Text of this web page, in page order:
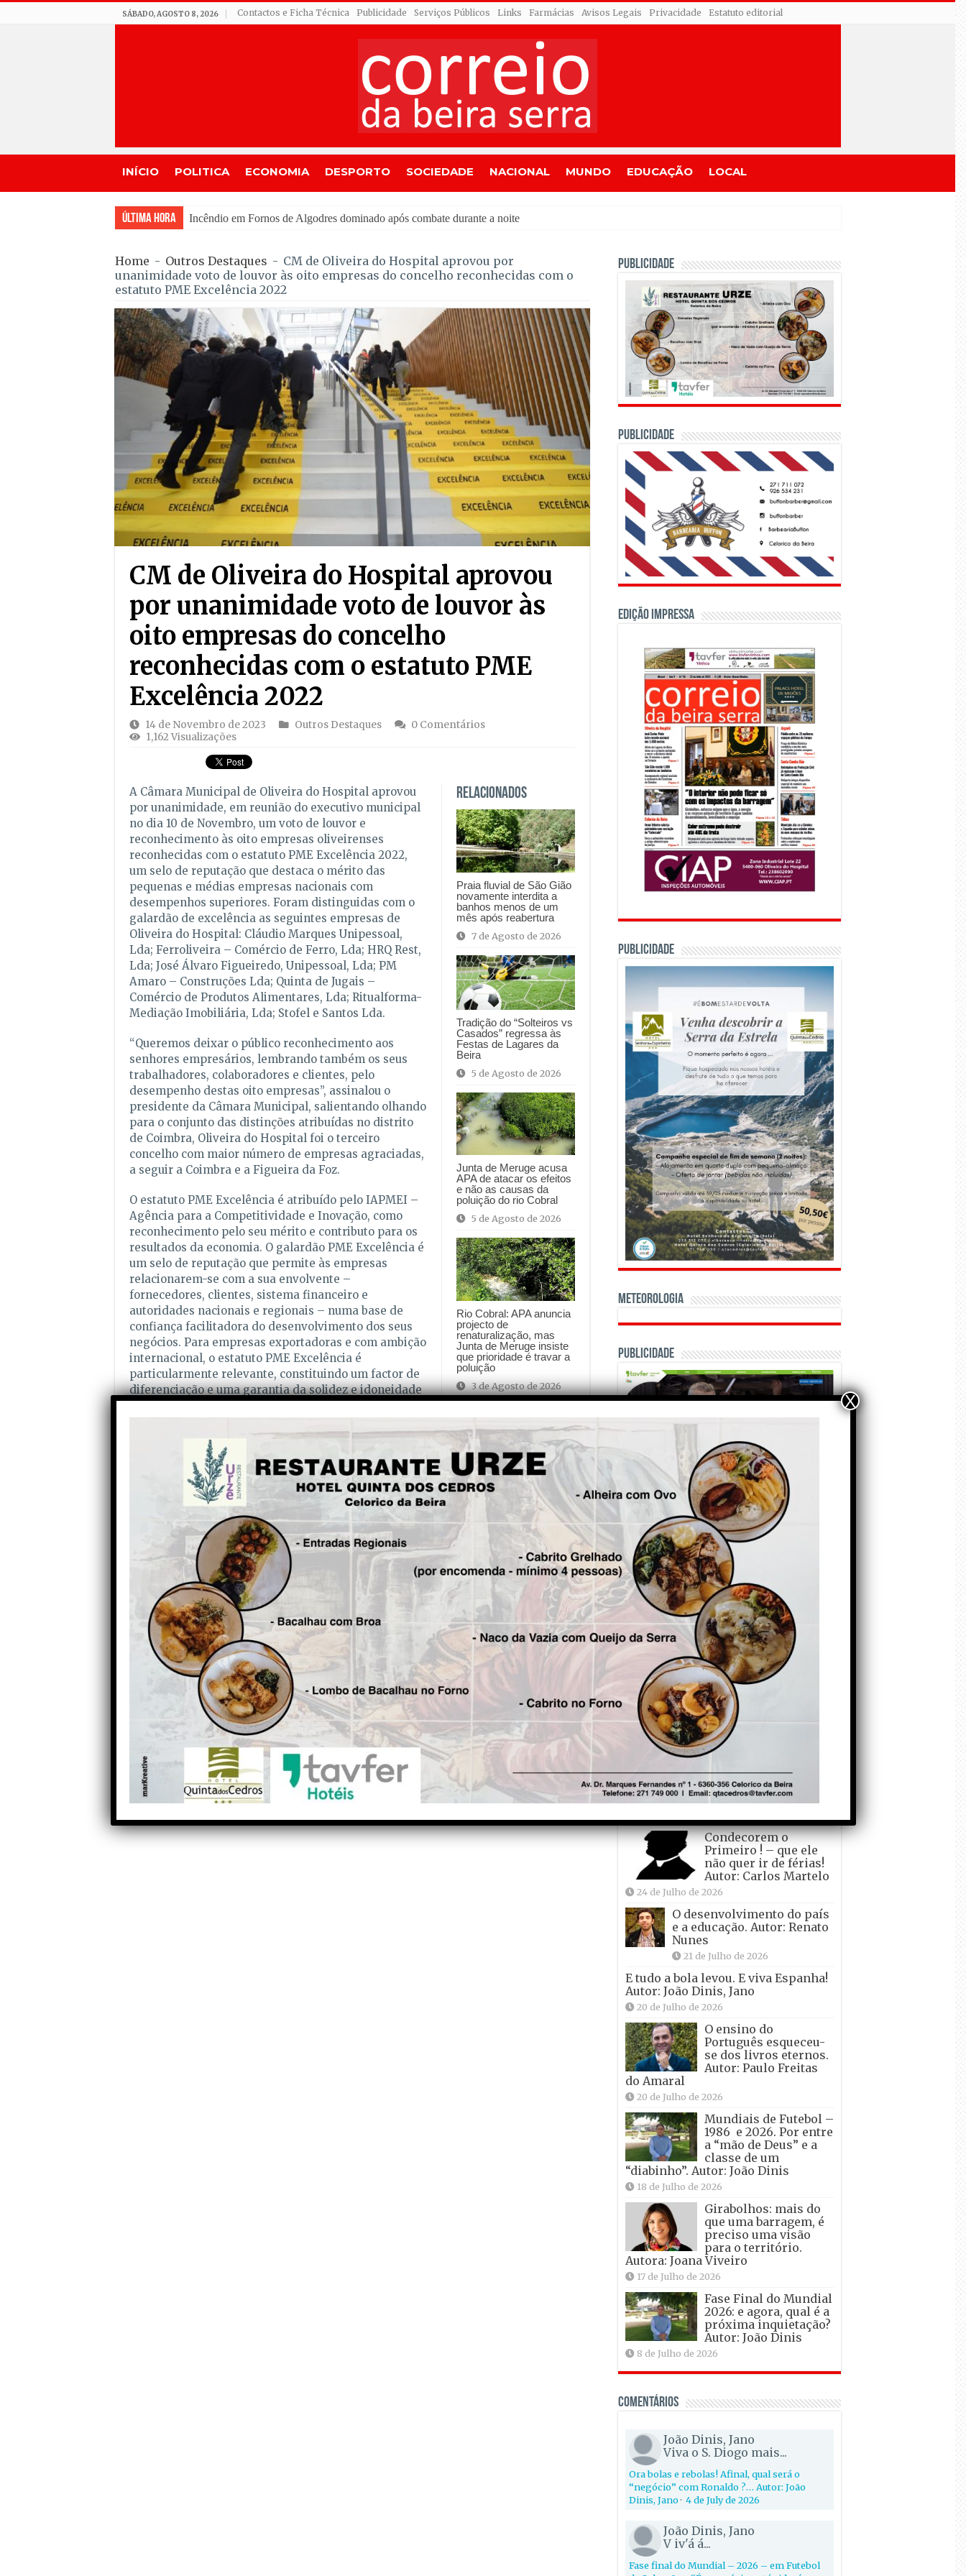
SÁBADO, AGOSTO 8, 2026 Contactos e Ficha Técnica Publicidade Serviços Públicos Links Farmácias Avisos Legais Privacidade Estatuto editorial
INÍCIO POLITICA ECONOMIA DESPORTO SOCIEDADE NACIONAL MUNDO EDUCAÇÃO LOCAL
Última Hora Seia assinala centenário d
Home - Outros Destaques - CM de Oliveira do Hospital aprovou por
unanimidade voto de louvor às oito empresas do concelho reconhecidas com o
estatuto PME Excelência 2022
CM de Oliveira do Hospital aprovou
por unanimidade voto de louvor às
oito empresas do concelho
reconhecidas com o estatuto PME
Excelência 2022
14 de Novembro de 2023 Outros Destaques
0 Comentários
1,162 Visualizações
Relacionados
Praia fluvial de São Gião
novamente interdita a
banhos menos de um
mês após reabertura
7 de Agosto de 2026
Tradição do “Solteiros vs
Casados” regressa às
Festas de Lagares da
Beira
5 de Agosto de 2026
Junta de Meruge acusa
APA de atacar os efeitos
e não as causas da
poluição do rio Cobral
5 de Agosto de 2026
Rio Cobral: APA anuncia
projecto de
renaturalização, mas
Junta de Meruge insiste
que prioridade é travar a
poluição
3 de Agosto de 2026
A Câmara Municipal de Oliveira do Hospital aprovou
por unanimidade, em reunião do executivo municipal
no dia 10 de Novembro, um voto de louvor e
reconhecimento às oito empresas oliveirenses
reconhecidas com o estatuto PME Excelência 2022,
um selo de reputação que destaca o mérito das
pequenas e médias empresas nacionais com
desempenhos superiores. Foram distinguidas com o
galardão de excelência as seguintes empresas de
Oliveira do Hospital: Cláudio Marques Unipessoal,
Lda; Ferroliveira – Comércio de Ferro, Lda; HRQ Rest,
Lda; José Álvaro Figueiredo, Unipessoal, Lda; PM
Amaro – Construções Lda; Quinta de Jugais –
Comércio de Produtos Alimentares, Lda; Ritualforma-
Mediação Imobiliária, Lda; Stofel e Santos Lda.
“Queremos deixar o público reconhecimento aos
senhores empresários, lembrando também os seus
trabalhadores, colaboradores e clientes, pelo
desempenho destas oito empresas”, assinalou o
presidente da Câmara Municipal, salientando olhando
para o conjunto das distinções atribuídas no distrito
de Coimbra, Oliveira do Hospital foi o terceiro
concelho com maior número de empresas agraciadas,
a seguir a Coimbra e a Figueira da Foz.
O estatuto PME Excelência é atribuído pelo IAPMEI –
Agência para a Competitividade e Inovação, como
reconhecimento pelo seu mérito e contributo para os
resultados da economia. O galardão PME Excelência é
um selo de reputação que permite às empresas
relacionarem-se com a sua envolvente –
fornecedores, clientes, sistema financeiro e
autoridades nacionais e regionais – numa base de
confiança facilitadora do desenvolvimento dos seus
negócios. Para empresas exportadoras e com ambição
internacional, o estatuto PME Excelência é
particularmente relevante, constituindo um factor de
diferenciação e uma garantia da solidez e idoneidade
das empresas.
Partilhe com os seus amigos nas redes sociais!
BUPI de Mangualde já
registou 35 por cento dos
terrenos do concelho
Seg.
Penalva do Castelo: o
fascinante mundo dos
vinhos do Dão e o mosteiro
da Ordem do Santo Sepulcro
PUBLICIDADE
PUBLICIDADE
Edição Impressa
PUBLICIDADE
Meteorologia
Publicidade
OPINIÃO E CRÓNICAS
Matraquilhos… Autor:
Fernando Roldão
6 de Agosto de 2026
A marca Sporting em
todo o mundo está a
crescer atrás de
Ronaldo. Autor: Paulo
Freitas do Amaral
5 de Agosto de 2026
Falso crescimento…
Autor: Nuno Pereira
1 de Agosto de 2026
Tadei Pogacar vence o
“Tour” – A “Volta a
França em Bicicleta”
pela quinta vez! Autor:
João Dinis
Condecorem o
Primeiro ! – que ele
não quer ir de férias!
Autor: Carlos Martelo
24 de Julho de 2026
O desenvolvimento do país
e a educação. Autor: Renato
Nunes
21 de Julho de 2026
E tudo a bola levou. E viva Espanha!
Autor: João Dinis, Jano
20 de Julho de 2026
O ensino do
Português esqueceu-
se dos livros eternos.
Autor: Paulo Freitas
do Amaral
20 de Julho de 2026
Mundiais de Futebol –
1986 e 2026. Por entre
a “mão de Deus” e a
classe de um
“diabinho”. Autor: João Dinis
18 de Julho de 2026
Girabolhos: mais do
que uma barragem, é
preciso uma visão
para o território.
Autora: Joana Viveiro
17 de Julho de 2026
Fase Final do Mundial
2026: e agora, qual é a
próxima inquietação?
Autor: João Dinis
8 de Julho de 2026
Comentários
João Dinis, Jano
Viva o S. Diogo mais...
Ora bolas e rebolas! Afinal, qual será o
“negócio” com Ronaldo ?… Autor: João
Dinis, Jano· 4 de July de 2026
João Dinis, Jano
V iv'á á...
Fase final do Mundial – 2026 – em Futebol
X